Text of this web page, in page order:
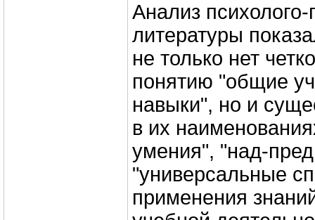
Анализ психолого-
литературы
не только нет
понятию "общие
навыки", но и
в их
умения", "над-
"универсальные
применения